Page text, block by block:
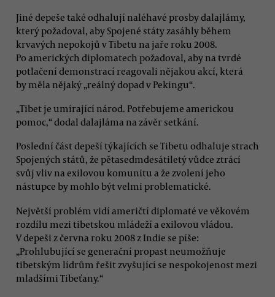
Jiné depeše také odhalují naléhavé prosby dalajlámy,
který požadoval, aby Spojené státy zasáhly během
krvavých nepokojů v Tibetu na jaře roku 2008.
Po amerických diplomatech požadoval, aby na tvrdé
potlačení demonstrací reagovali nějakou akcí, která
by měla nějaký „reálný dopad v Pekingu“.
„Tibet je umírající národ. Potřebujeme americkou
pomoc,“ dodal dalajláma na závěr setkání.
Poslední část depeší týkajících se Tibetu odhaluje strach
Spojených států, že pětasedmdesátiletý vůdce ztrácí
svůj vliv na exilovou komunitu a že zvolení jeho
nástupce by mohlo být velmi problematické.
Největší problém vidí američtí diplomaté ve věkovém
rozdílu mezi tibetskou mládeží a exilovou vládou.
V depeši z června roku 2008 z Indie se píše:
„Prohlubující se generační propast neumožňuje
tibetským lídrům řešit zvyšující se nespokojenost mezi
mladšími Tibeťany.“